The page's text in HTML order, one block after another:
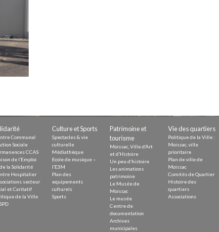
durable
Communal
Sociale
CCAS
de l’Emploi
la Solidarité
Hospitalier
secteur
et Caritatif
de la Ville
Culture et Sports
Spectacles & vie
culturelle
Médiathèque
Ecole de musique –
l’E3M
Plan des
equipements
culturels
Sports
Patrimoine et
tourisme
Moissac, Ville d’Art
et d’Histoire
Un peu d’histoire
Les animations
patrimoine
Le Musée de
Moissac
Le musée
Centre de
documentation
Archives
municipales
Vie des quartiers
Politique de la Ville :
Moissac, ville
prioritaire
Plan de ville de
Moissac
Comités de Quartier
Histoire des
quartiers
Associations